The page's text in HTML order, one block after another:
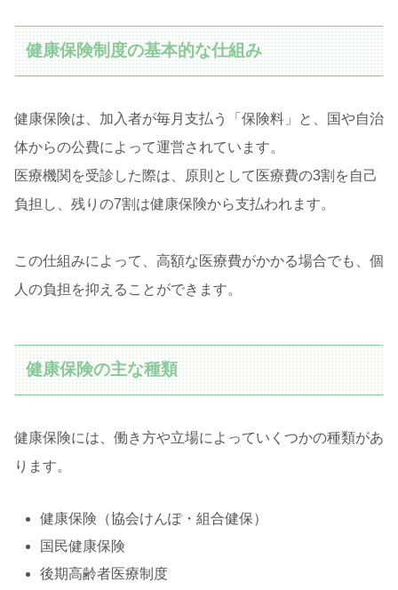
健康保険制度の基本的な仕組み
健康保険は、加入者が毎月支払う「保険料」と、国や自治
体からの公費によって運営されています。
医療機関を受診した際は、原則として医療費の3割を自己
負担し、残りの7割は健康保険から支払われます。
この仕組みによって、高額な医療費がかかる場合でも、個
人の負担を抑えることができます。
健康保険の主な種類
健康保険には、働き方や立場によっていくつかの種類があ
ります。
健康保険（協会けんぽ・組合健保）
国民健康保険
後期高齢者医療制度